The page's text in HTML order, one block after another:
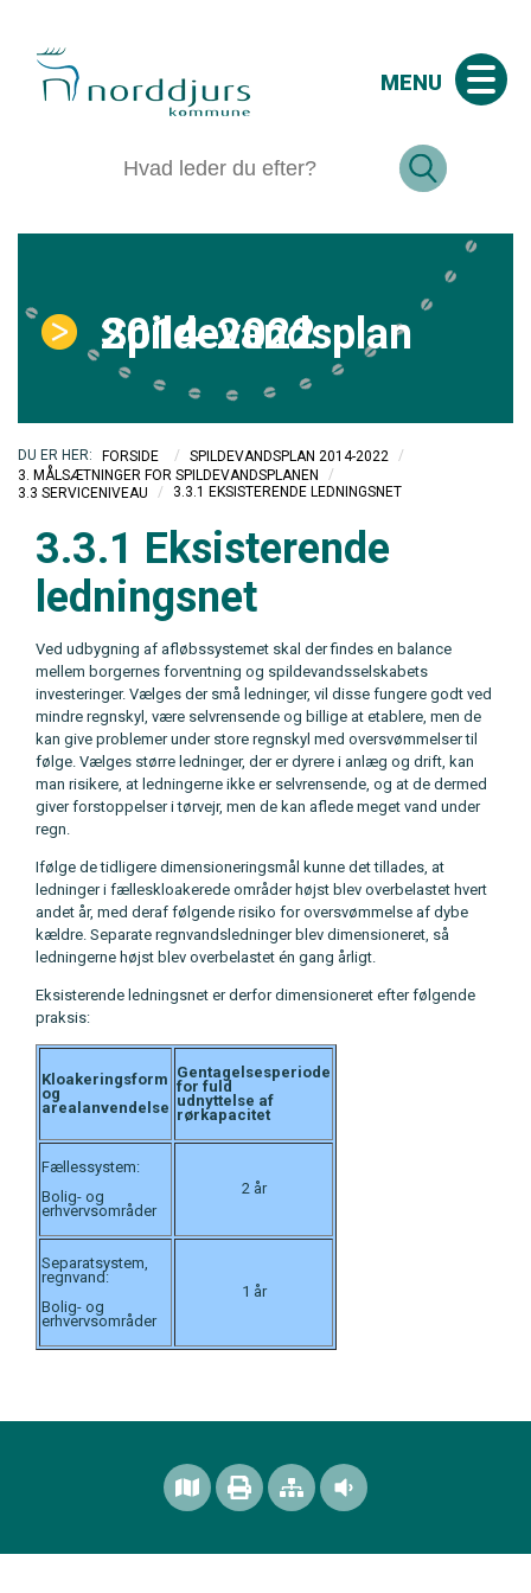
MENU
Spildevandsplan 2014-2022
FORSIDE / SPILDEVANDSPLAN 2014-2022
/
3. MÅLSÆTNINGER FOR SPILDEVANDSPLANEN
/
3.3 SERVICENIVEAU
/ 3.3.1 EKSISTERENDE LEDNINGSNET
3.3.1 Eksisterende
ledningsnet
Ved udbygning af afløbssystemet skal der findes en balance
mellem borgernes forventning og spildevandsselskabets
investeringer. Vælges der små ledninger, vil disse fungere godt ved
mindre regnskyl, være selvrensende og billige at etablere, men de
kan give problemer under store regnskyl med oversvømmelser til
følge. Vælges større ledninger, der er dyrere i anlæg og drift, kan
man risikere, at ledningerne ikke er selvrensende, og at de dermed
giver forstoppelser i tørvejr, men de kan aflede meget vand under
regn.
Ifølge de tidligere dimensioneringsmål kunne det tillades, at
ledninger i fælleskloakerede områder højst blev overbelastet hvert
andet år, med deraf følgende risiko for oversvømmelse af dybe
kældre. Separate regnvandsledninger blev dimensioneret, så
ledningerne højst blev overbelastet én gang årligt.
Eksisterende ledningsnet er derfor dimensioneret efter følgende
praksis:
Kloakeringsform
og
arealanvendelse
Gentagelsesperiode
for fuld
udnyttelse af
rørkapacitet
Fællessystem:
Bolig- og
erhvervsområder
2 år
Separatsystem,
regnvand:
Bolig- og
erhvervsområder
1 år